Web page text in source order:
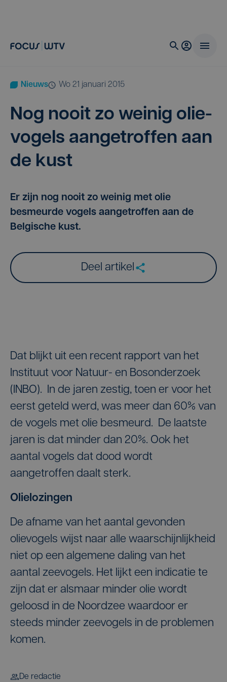
Nieuws wo 21 januari 2015
Nog nooit zo wei­nig olie­
vo­gels aan­ge­trof­fen aan
de kust
Er zijn nog nooit zo weinig met olie
besmeurde vogels aangetroffen aan de
Belgische kust.
Deel artikel
Dat blijkt uit een recent rapport van het
Instituut voor Natuur- en Bosonderzoek
(INBO). In de jaren zestig, toen er voor het
eerst geteld werd, was meer dan 60% van
de vogels met olie besmeurd. De laatste
jaren is dat minder dan 20%. Ook het
aantal vogels dat dood wordt
aangetroffen daalt sterk.
Olielozingen
De afname van het aantal gevonden
olievogels wijst naar alle waarschijnlijkheid
niet op een algemene daling van het
aantal zeevogels. Het lijkt een indicatie te
zijn dat er alsmaar minder olie wordt
geloosd in de Noordzee waardoor er
steeds minder zeevogels in de problemen
komen.
De redactie